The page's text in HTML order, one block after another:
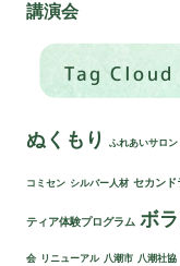
講演会
Tag Cloud
ぬくもり ふれあいサロン
コミセン シルバー人材 セカンド
ティア体験プログラム ボ
会 リニューアル 八潮市 八潮社協